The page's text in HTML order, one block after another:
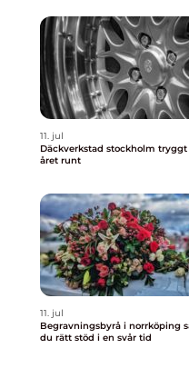
11. jul
Däckverkstad stockholm tryggt grepp
året runt
11. jul
Begravningsbyrå i norrköping så hittar
du rätt stöd i en svår tid